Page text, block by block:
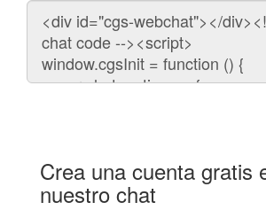
Código
para
embeber
chat
Crea una cuenta gratis
nuestro chat